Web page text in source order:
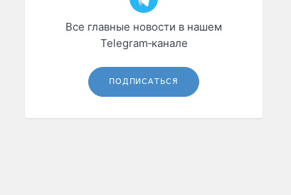
Все главные новости в нашем
Telegram‑канале
ПОДПИСАТЬСЯ